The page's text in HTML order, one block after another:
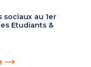
sociaux au 1er
Etudiants &